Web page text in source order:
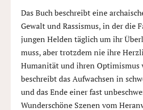
Das Buch beschreibt eine
Gewalt und Rassismus, in der die
jungen Helden täglich um ihr
muss, aber trotzdem nie ihre
Humanität und ihren Optimismus
beschreibt das Aufwachsen in
und das Ende einer fast
Wunderschöne Szenen vom